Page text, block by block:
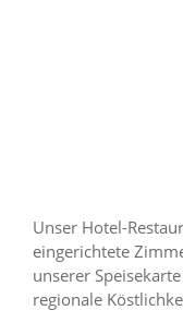
Unser Hotel-
eingerichtete
unserer
regionale